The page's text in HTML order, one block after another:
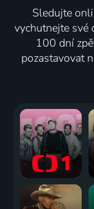
Sledujte
vychutnejte své
100 dní
pozastavovat